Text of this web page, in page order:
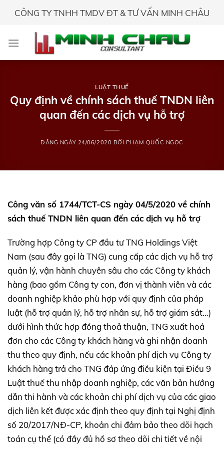
CÔNG TY TNHH TMDV ĐT & TƯ VẤN MINH CHÂU
LUẬT THUẾ
Quy định về chính sách thuế TNDN liên
quan đến các dịch vụ hỗ trợ
ĐĂNG NGÀY 24/06/2020 BỞI PHẠM QUỐC NGỌC
Công văn số 1744/TCT-CS ngày 04/5/2020 về chính
sách thuế TNDN liên quan đến các dịch vụ hỗ trợ
Trường hợp Công ty CP đầu tư TNG Holdings Việt
Nam (sau đây gọi là TNG) cung cấp các dịch vụ hỗ trợ
quản lý, vận hành chuyên sâu cho các Công ty khách
hàng (bao gồm Công ty con, đơn vị thành viên và các
doanh nghiệp khảo phù hợp với quy định của pháp
luật (hỗ trợ quản lý, hỗ trợ nhân sự, hỗ trợ giám sát…)
dưới hình thức hợp đồng thoả thuận, TNG xuất hoá
đơn cho các Công ty khách hàng và ghi nhận doanh
thu theo quy định, nếu các khoản phí dịch vụ Công ty
khách hàng trả cho TNG đáp ứng điều kiện tại Điều 9
Luật thuế thu nhập doanh nghiệp, các văn bản hướng
dẫn thi hành và các khoản chi phí dịch vụ của các giao
dịch liên kết được xác định theo quy định tại Nghị định
số 20/2017/NĐ-CP, khoản chi đảm bảo theo dõi hạch
toán cụ thể (có đầy đủ hồ sơ theo dõi chi tiết về nội